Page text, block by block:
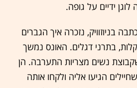
ידיים על גופה.
בניוזוויק, נזכרה איך הגברים
בתרני דגלים. האונס נמשך
לפני שקבוצת נשים מצריות התערבה. הן
הגיעו אליה ולקחו אותה